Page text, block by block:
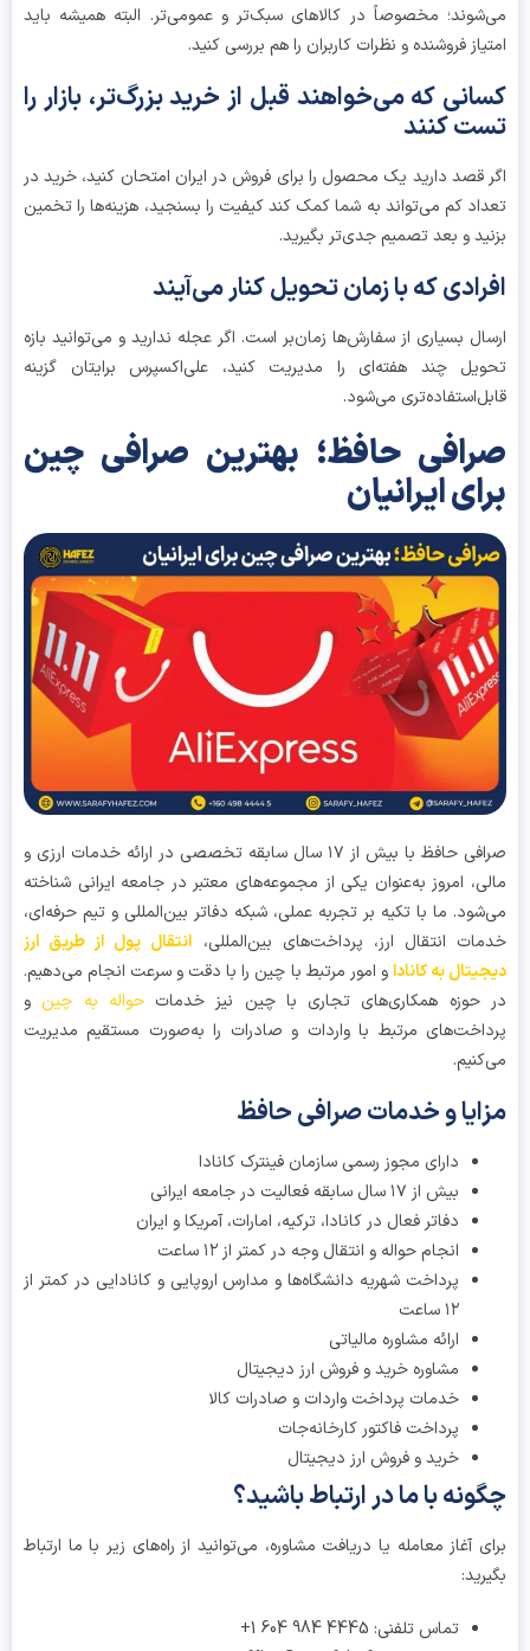
مخصوصاً در کالاهای سبک‌تر و عمومی‌تر. البته همیشه باید
فروشنده و نظرات کاربران را هم بررسی کنید.
که می‌خواهند قبل از خرید بزرگ‌تر، بازار را
کنند
قصد دارید یک محصول را برای فروش در ایران امتحان کنید، خرید در
کم می‌تواند به شما کمک کند کیفیت را بسنجید، هزینه‌ها را تخمین
و بعد تصمیم جدی‌تر بگیرید.
که با زمان تحویل کنار می‌آیند
بسیاری از سفارش‌ها زمان‌بر است. اگر عجله ندارید و می‌توانید بازه
چند هفته‌ای را مدیریت کنید، علی‌اکسپرس برایتان گزینه
می‌شود.
حافظ؛ بهترین صرافی چین
ایرانیان
صرافی حافظ با بیش از ۱۷ سال سابقه تخصصی در ارائه خدمات ارزی و
امروز به‌عنوان یکی از مجموعه‌های معتبر در جامعه ایرانی شناخته
ما با تکیه بر تجربه عملی، شبکه دفاتر بین‌المللی و تیم حرفه‌ای،
انتقال ارز، پرداخت‌های بین‌المللی،انتقال پول از طریق ارز
به کاناداو امور مرتبط با چین را با دقت و سرعت انجام می‌دهیم.
حوزه همکاری‌های تجاری با چین نیز خدماتحواله به چین و
مرتبط با واردات و صادرات را به‌صورت مستقیم مدیریت
و خدمات صرافی حافظ
دارای مجوز رسمی سازمان فینترک کانادا
بیش از ۱۷ سال سابقه فعالیت در جامعه ایرانی
دفاتر فعال در کانادا، ترکیه، امارات، آمریکا و ایران
انجام حواله و انتقال وجه در کمتر از ۱۲ ساعت
پرداخت شهریه دانشگاه‌ها و مدارس اروپایی و کانادایی در کمتر از
ارائه مشاوره مالیاتی
مشاوره خرید و فروش ارز دیجیتال
خدمات پرداخت واردات و صادرات کالا
پرداخت فاکتور کارخانه‌جات
خرید و فروش ارز دیجیتال
با ما در ارتباط باشید؟
آغاز معامله یا دریافت مشاوره، می‌توانید از راه‌های زیر با ما ارتباط
تماس تلفنی: ‎+1 604 984 4445